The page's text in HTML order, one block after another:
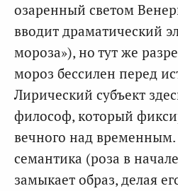
озаренный светом
вводит драматический
мороза»), но тут же
мороз бессилен перед
Лирический субъект
философ, который
вечного над временным.
семантика (роза в
замыкает образ, делая